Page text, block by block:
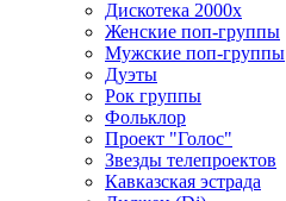
Дискотека 2000х
Женские поп-группы
Мужские поп-группы
Дуэты
Рок группы
Фольклор
Проект "Голос"
Звезды телепроектов
Кавказская эстрада